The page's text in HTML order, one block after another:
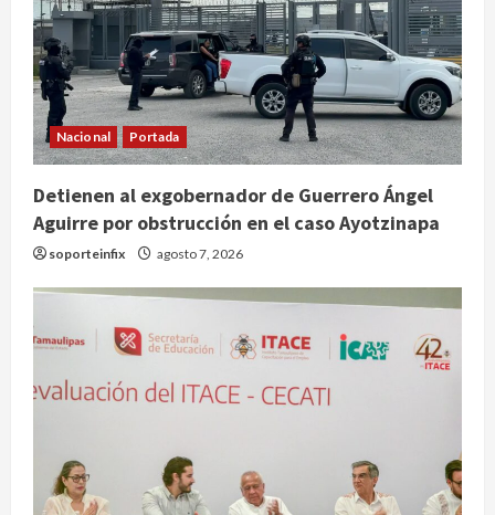
Nacional Portada
Detienen al exgobernador de Guerrero Ángel
Aguirre por obstrucción en el caso Ayotzinapa
soporteinfix agosto 7, 2026